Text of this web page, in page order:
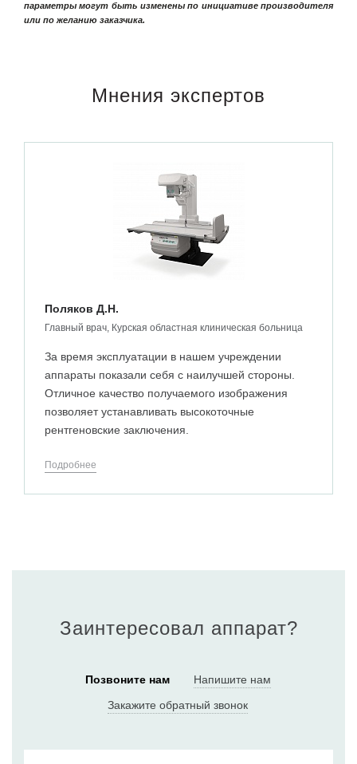
параметры могут быть изменены по инициативе производителя
или по желанию заказчика.
Мнения экспертов
Поляков Д.Н.
Главный врач, Курская областная клиническая больница
За время эксплуатации в нашем учреждении
аппараты показали себя с наилучшей стороны.
Отличное качество получаемого изображения
позволяет устанавливать высокоточные
рентгеновские заключения.
Подробнее
Заинтересовал аппарат?
Позвоните нам
Напишите нам
Закажите обратный звонок